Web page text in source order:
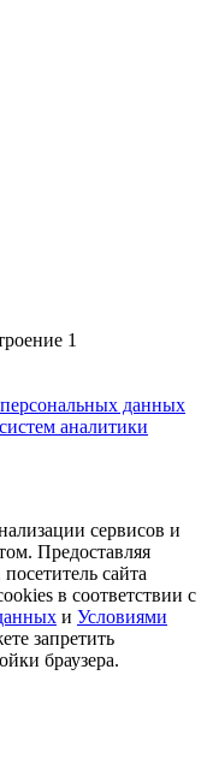
1
данных
аналитики
сервисов и
Предоставляя
сайта
в соответствии с
и Условиями
запретить
браузера.